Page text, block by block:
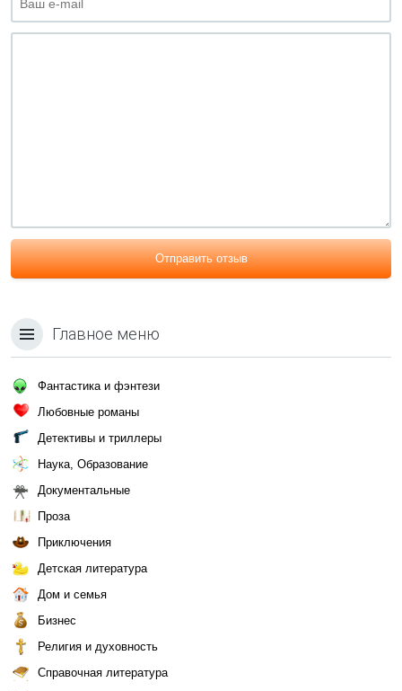
Отправить отзыв
Главное меню
Фантастика и фэнтези
Любовные романы
Детективы и триллеры
Наука, Образование
Документальные
Проза
Приключения
Детская литература
Дом и семья
Бизнес
Религия и духовность
Справочная литература